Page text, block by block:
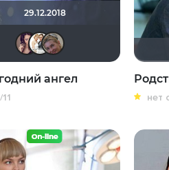
29.12.2018
malika2012
Сергей
Viktorija
ангел
/11 нет